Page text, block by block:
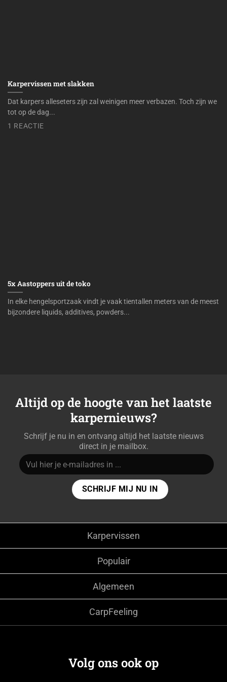
Karpervissen met slakken
Dat karpers alleseters zijn zal weinigen meer verbazen. Toch zijn we
tot op de dag...
1 REACTIE
5x Aastoppers uit de toko
In elke hengelsportzaak vindt je vaak tientallen meters van de meest
bijzondere liquids, additives, powders...
Altijd op de hoogte van het laatste
karpernieuws?
Schrijf je nu in en ontvang altijd het laatste nieuws
direct in je mailbox.
Karpervissen
Populair
Algemeen
CarpFeeling
Volg ons ook op